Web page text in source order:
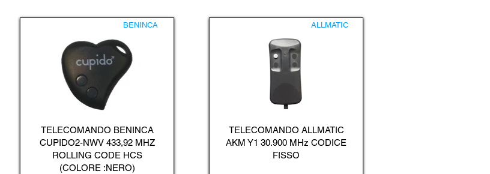
BENINCA
TELECOMANDO BENINCA
CUPIDO2-NWV 433,92 MHZ
ROLLING CODE HCS
(COLORE :NERO)
ALLMATIC
TELECOMANDO ALLMATIC
AKM Y1 30.900 MHz CODICE
FISSO